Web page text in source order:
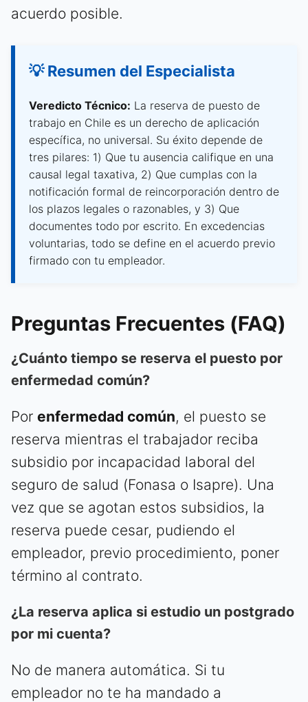
acuerdo posible.
💡 Resumen del Especialista
Veredicto Técnico: La reserva de puesto de
trabajo en Chile es un derecho de aplicación
específica, no universal. Su éxito depende de
tres pilares: 1) Que tu ausencia califique en una
causal legal taxativa, 2) Que cumplas con la
notificación formal de reincorporación dentro de
los plazos legales o razonables, y 3) Que
documentes todo por escrito. En excedencias
voluntarias, todo se define en el acuerdo previo
firmado con tu empleador.
Preguntas Frecuentes (FAQ)
¿Cuánto tiempo se reserva el puesto por
enfermedad común?
Por enfermedad común, el puesto se
reserva mientras el trabajador reciba
subsidio por incapacidad laboral del
seguro de salud (Fonasa o Isapre). Una
vez que se agotan estos subsidios, la
reserva puede cesar, pudiendo el
empleador, previo procedimiento, poner
término al contrato.
¿La reserva aplica si estudio un postgrado
por mi cuenta?
No de manera automática. Si tu
empleador no te ha mandado a